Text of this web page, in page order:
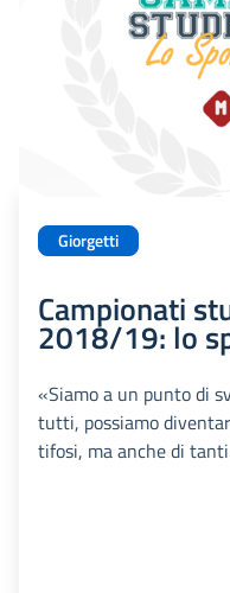
Giorgetti
Campionati
2018/19: lo
«Siamo a un punto di
tutti, possiamo
tifosi, ma anche di